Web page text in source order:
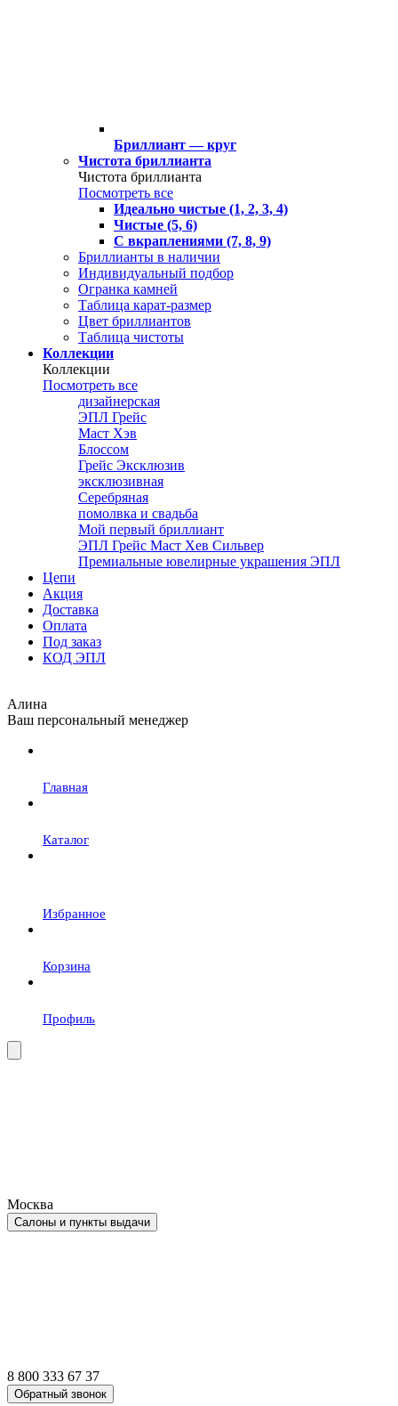
Бриллиант — круг
Чистота бриллианта
Чистота бриллианта
Посмотреть все
Идеально чистые (1, 2, 3, 4)
Чистые (5, 6)
С вкраплениями (7, 8, 9)
Бриллианты в наличии
Индивидуальный подбор
Огранка камней
Таблица карат-размер
Цвет бриллиантов
Таблица чистоты
Коллекции
Коллекции
Посмотреть все
дизайнерская
ЭПЛ Грейс
Маст Хэв
Блоссом
Грейс Эксклюзив
эксклюзивная
Серебряная
помолвка и свадьба
Мой первый бриллиант
ЭПЛ Грейс Маст Хев Сильвер
Премиальные ювелирные украшения ЭПЛ
Цепи
Акция
Доставка
Оплата
Под заказ
КОД ЭПЛ
Алина
Ваш персональный менеджер
Главная
Каталог
Избранное
Корзина
Профиль
Москва
Салоны и пункты выдачи
8 800 333 67 37
Обратный звонок